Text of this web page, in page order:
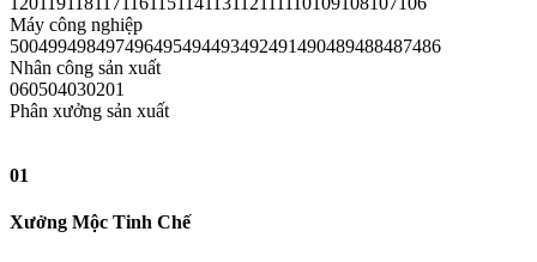
Máy công nghiệp
500499498497496495494493492491490489488487486
Nhân công sản xuất
060504030201
Phân xưởng sản xuất
01
Xưởng Mộc Tinh Chế